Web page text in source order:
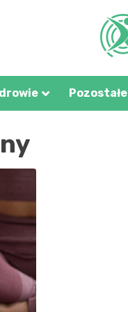
Pozostałe